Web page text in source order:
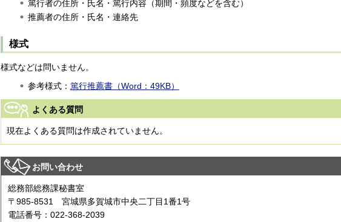
篤行者の住所・氏名・篤行内容（期間・頻度などを含む）
推薦者の住所・氏名・連絡先
様式
様式などは問いません。
参考様式： 篤行推薦書（Word：49KB）
よくある質問
現在よくある質問は作成されていません。
お問い合わせ
総務部総務課秘書室
〒985-8531 宮城県多賀城市中央二丁目1番1号
電話番号：022-368-2039